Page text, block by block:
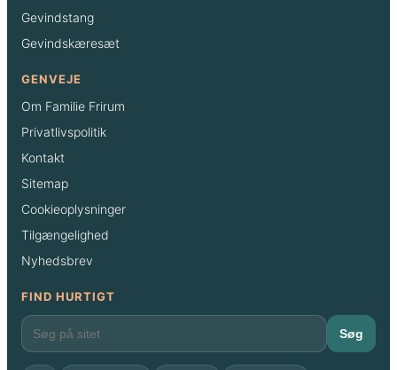
Gevindstang
Gevindskæresæt
GENVEJE
Om Familie Frirum
Privatlivspolitik
Kontakt
Sitemap
Cookieoplysninger
Tilgængelighed
Nyhedsbrev
FIND HURTIGT
Søg